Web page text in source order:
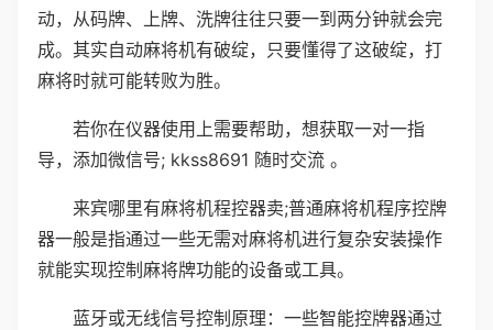
动，从码牌、上牌、洗牌往往只要一到两分钟就会完
成。其实自动麻将机有破绽，只要懂得了这破绽，打
麻将时就可能转败为胜。
若你在仪器使用上需要帮助，想获取一对一指
导，添加微信号; kkss8691 随时交流 。
来宾哪里有麻将机程控器卖;普通麻将机程序控牌
器一般是指通过一些无需对麻将机进行复杂安装操作
就能实现控制麻将牌功能的设备或工具。
蓝牙或无线信号控制原理：一些智能控牌器通过